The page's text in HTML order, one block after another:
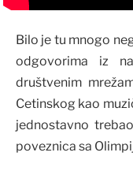
Bilo je tu mnogo
odgovorima iz
društvenim
Cetinskog kao
jednostavno
poveznica sa